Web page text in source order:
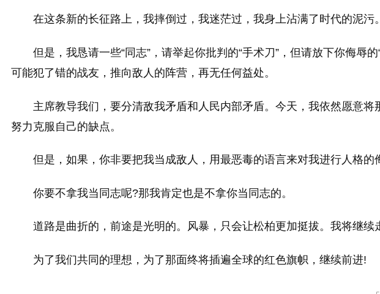
在这条新的长征路上，我摔倒过，我迷茫过，我身上沾满了时代的泥
但是，我恳请一些“同志”，请举起你批判的“手术刀”，但请放下你侮辱
可能犯了错的战友，推向敌人的阵营，再无任何益处。
主席教导我们，要分清敌我矛盾和人民内部矛盾。今天，我依然愿意
努力克服自己的缺点。
但是，如果，你非要把我当成敌人，用最恶毒的语言来对我进行人格
你要不拿我当同志呢?那我肯定也是不拿你当同志的。
道路是曲折的，前途是光明的。风暴，只会让松柏更加挺拔。我将继
为了我们共同的理想，为了那面终将插遍全球的红色旗帜，继续前进!